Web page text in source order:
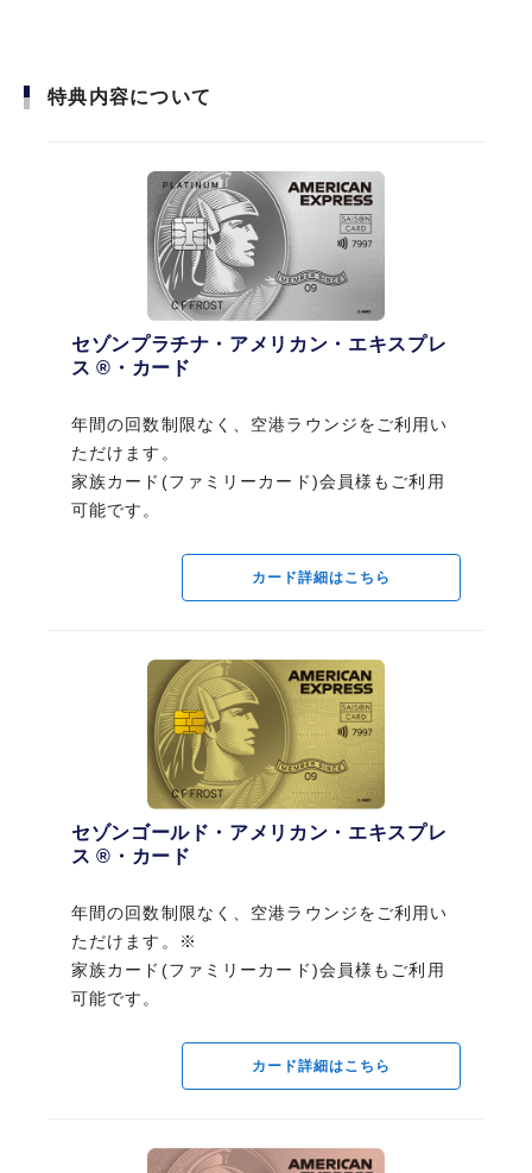
年間の回数制限なく、空港ラウンジをご利用い
カード詳細はこちら
セゾンゴールド・アメリカン・エキスプレ
ス ®・カード
年間の回数制限なく、空港ラウンジをご利用い
カード詳細はこちら
セゾンローズゴールド・アメリカン・エキ
スプレス ®・カード
特典内容について
セゾンプラチナ・アメリカン・エキスプレ
ス ®・カード
年間の回数制限なく、空港ラウンジをご利用い
ただけます。
家族カード(ファミリーカード)会員様もご利用
可能です。
カード詳細はこちら
セゾンゴールド・アメリカン・エキスプレ
ス ®・カード
年間の回数制限なく、空港ラウンジをご利用い
ただけます。※
家族カード(ファミリーカード)会員様もご利用
可能です。
カード詳細はこちら
セゾン・アメックスカード一覧
最上の体験を知る、クレバーな
選択なら。 / セゾンプラチナ・
アメリカン・エキスプレス®・
家族カード(ファミリーカード)年会費：3,300
カード詳細はこちら
ゴールド
家族でちょっと贅沢するな
カン・エキスプレス®・カード
家族カード(ファミリーカード)年会費：1,100
円（税込）
カード詳細はこちら
ド・アメリカン・エキスプレス
初年度年会費無料（2年目以降11,000円／税
パール
なら。 / セゾンパール・アメリ
カン・エキスプレス®・カード
※年1回以上の利用で翌年無料